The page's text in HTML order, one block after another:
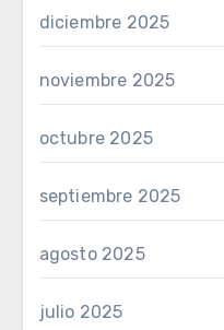
diciembre 2025
noviembre 2025
octubre 2025
septiembre 2025
agosto 2025
julio 2025